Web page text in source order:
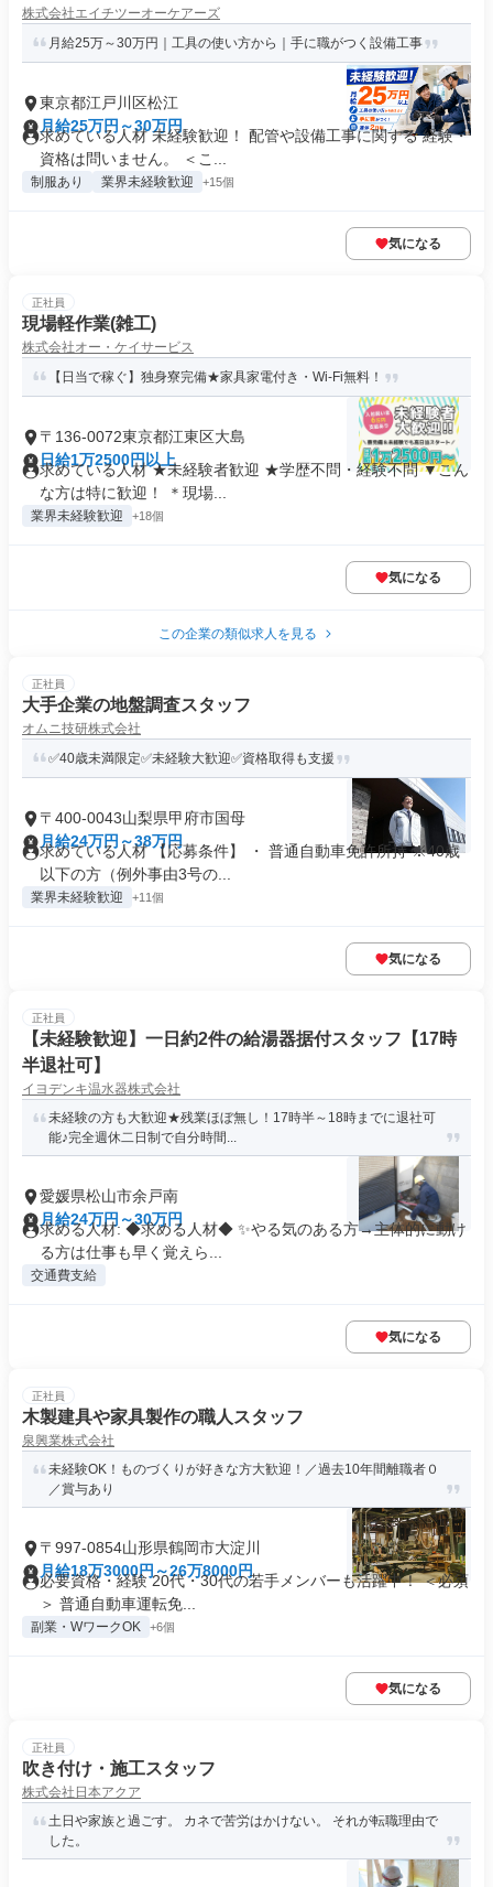
株式会社エイチツーオーケアーズ
月給25万～30万円｜工具の使い方から｜手に職がつく設備工事
東京都江戸川区松江
月給25万円～30万円
求めている人材 未経験歓迎！ 配管や設備工事に関する 経験・
資格は問いません。 ＜こ...
制服あり 業界未経験歓迎 +15個
気になる
正社員
現場軽作業(雑工)
株式会社オー・ケイサービス
【日当で稼ぐ】独身寮完備★家具家電付き・Wi-Fi無料！
〒136-0072東京都江東区大島
日給1万2500円以上
求めている人材 ★未経験者歓迎 ★学歴不問・経験不問 ▼こん
な方は特に歓迎！ ＊現場...
業界未経験歓迎 +18個
気になる
この企業の類似求人を見る
正社員
大手企業の地盤調査スタッフ
オムニ技研株式会社
✅40歳未満限定✅未経験大歓迎✅資格取得も支援
〒400-0043山梨県甲府市国母
月給24万円～38万円
求めている人材 【応募条件】 ・ 普通自動車免許所持 ※40歳
以下の方（例外事由3号の...
業界未経験歓迎 +11個
気になる
正社員
【未経験歓迎】一日約2件の給湯器据付スタッフ【17時
半退社可】
イヨデンキ温水器株式会社
未経験の方も大歓迎★残業ほぼ無し！17時半～18時までに退社可
能♪完全週休二日制で自分時間...
愛媛県松山市余戸南
月給24万円～30万円
求める人材: ◆求める人材◆ ✨やる気のある方→主体的に動け
る方は仕事も早く覚えら...
交通費支給
気になる
正社員
木製建具や家具製作の職人スタッフ
泉興業株式会社
未経験OK！ものづくりが好きな方大歓迎！／過去10年間離職者０
／賞与あり
〒997-0854山形県鶴岡市大淀川
月給18万3000円～26万8000円
必要資格・経験 20代・30代の若手メンバーも活躍中！ ＜必須
＞ 普通自動車運転免...
副業・WワークOK +6個
気になる
正社員
吹き付け・施工スタッフ
株式会社日本アクア
土日や家族と過ごす。 カネで苦労はかけない。 それが転職理由で
した。